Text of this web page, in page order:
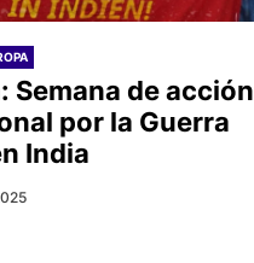
Semana de acción
por la Guerra
India